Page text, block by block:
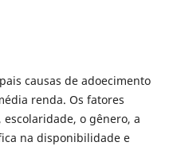
causas de adoecimento
renda. Os fatores
o gênero, a
na disponibilidade e